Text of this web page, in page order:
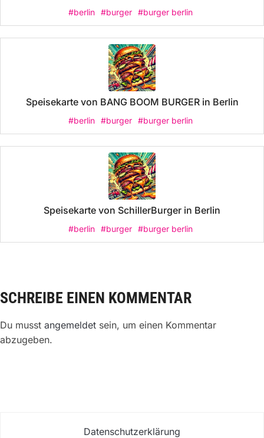
#berlin #burger #burger berlin
Speisekarte von BANG BOOM BURGER in Berlin
#berlin #burger #burger berlin
Speisekarte von SchillerBurger in Berlin
#berlin #burger #burger berlin
SCHREIBE EINEN KOMMENTAR
Du musst angemeldet sein, um einen Kommentar
abzugeben.
Datenschutzerklärung